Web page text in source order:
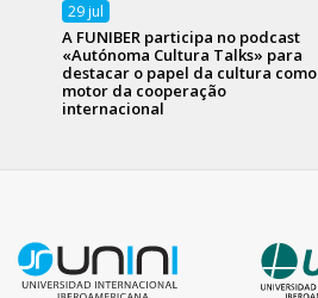
29 jul
A FUNIBER participa no podcast
«Autónoma Cultura Talks» para
destacar o papel da cultura como
motor da cooperação
internacional